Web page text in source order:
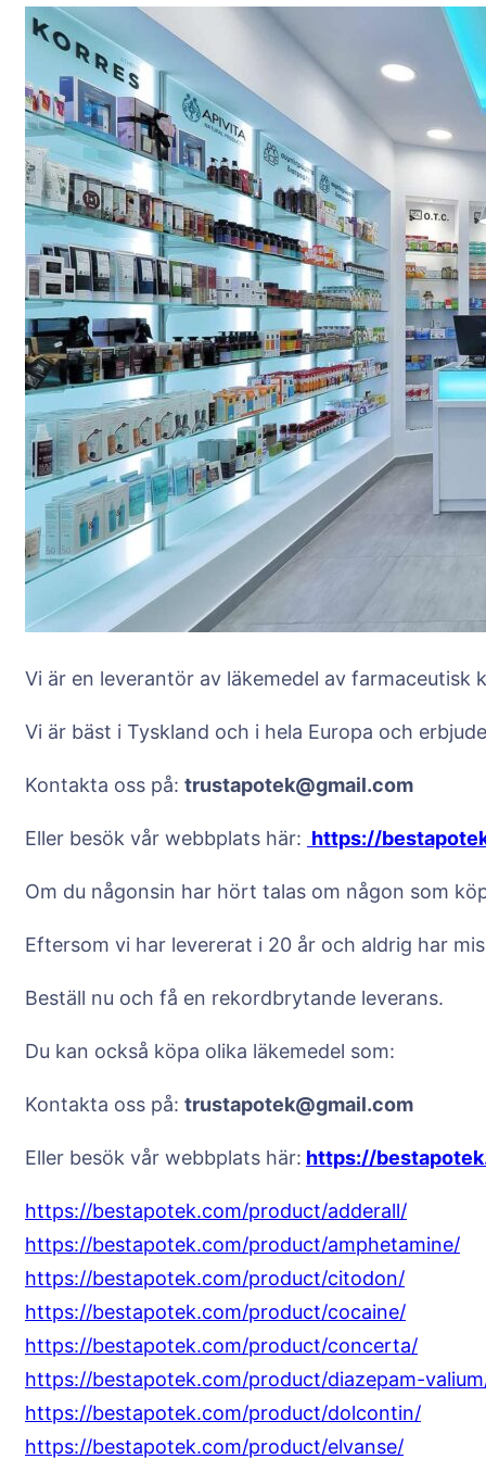
Vi är en leverantör av läkemedel av
Vi är bäst i Tyskland och i hela Europa och
Kontakta oss på: trustapotek@gmail.com
Eller besök vår webbplats här: https://
Om du någonsin har hört talas om någon som
Eftersom vi har levererat i 20 år och aldrig har
Beställ nu och få en rekordbrytande leverans.
Du kan också köpa olika läkemedel som:
Kontakta oss på: trustapotek@gmail.com
Eller besök vår webbplats här: https://
https://bestapotek.com/product/adderall/
https://bestapotek.com/product/amphetamine/
https://bestapotek.com/product/citodon/
https://bestapotek.com/product/cocaine/
https://bestapotek.com/product/concerta/
https://bestapotek.com/product/diazepam-
https://bestapotek.com/product/dolcontin/
https://bestapotek.com/product/elvanse/